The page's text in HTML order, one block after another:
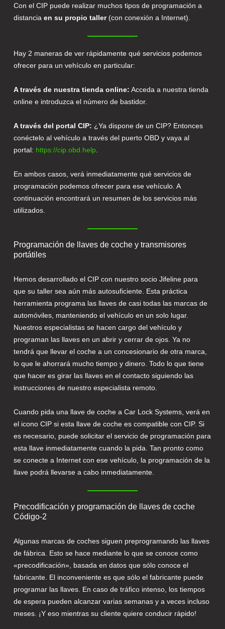
Con el CIP puede realizar muchos tipos de programación a
distanciaen su propio taller(con conexión a Internet).
Hay 2 maneras de ver rápidamente qué servicios podemos
ofrecer para un vehículo en particular:
A través de nuestra tienda online: Acceda a nuestra tienda
online e introduzca el número de bastidor.
A través del portal CIP: ¿Ya dispone de un CIP? Entonces
conéctelo al vehículo a través del puerto OBD y vaya al
portal: https://cip.obd.help
En ambos casos, verá inmediatamente qué servicios de
programación podemos ofrecer para ese vehículo. A
continuación encontrará un resumen de los servicios más
utilizados.
Programación de llaves de coche y transmisores
portátiles
Hemos desarrollado el CIP con nuestro socio Jifeline para
que su taller sea aún más autosuficiente. Esta práctica
herramienta programa las llaves de casi todas las marcas de
automóviles, manteniendo el vehículo en un solo lugar.
Nuestros especialistas se hacen cargo del vehículo y
programan las llaves en un abrir y cerrar de ojos. Ya no
tendrá que llevar el coche a un concesionario de otra marca,
lo que le ahorrará mucho tiempo y dinero. Todo lo que tiene
que hacer es girar las llaves en el contacto siguiendo las
instrucciones de nuestro especialista remoto.
Cuando pida una llave de coche a Car Lock Systems, verá en
el icono CIP si esta llave de coche es compatible con CIP. Si
es necesario, puede solicitar el servicio de programación para
esta llave inmediatamente cuando la pida. Tan pronto como
se conecte a Internet con ese vehículo, la programación de la
llave podrá llevarse a cabo inmediatamente.
Precodificación y programación de llaves de coche
Código-2
Algunas marcas de coches siguen preprogramando las llaves
de fábrica. Esto se hace mediante lo que se conoce como
«precodificación», basada en datos que sólo conoce el
fabricante. El inconveniente es que sólo el fabricante puede
programar las llaves. En caso de tráfico intenso, los tiempos
de espera pueden alcanzar varias semanas y a veces incluso
meses. ¡Y eso mientras su cliente quiere conducir rápido!